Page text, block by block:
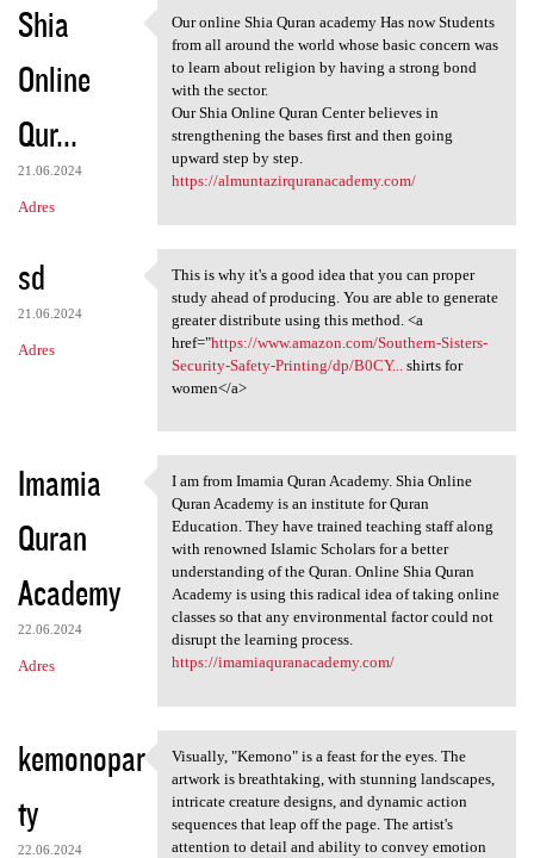
Shia
Online
Qur...
21.06.2024
Adres
Our online Shia Quran academy
Our online Shia Quran academy Has now Students
from all around the world whose basic concern was
to learn about religion by having a strong bond
with the sector.
Our Shia Online Quran Center believes in
strengthening the bases first and then going
upward step by step.
https://almuntazirquranacademy.com/
sd
21.06.2024
Adres
This is why it's a good idea
This is why it's a good idea that you can proper
study ahead of producing. You are able to generate
greater distribute using this method. <a
href="https://www.amazon.com/Southern-Sisters-
Security-Safety-Printing/dp/B0CY...
shirts for
women</a>
Imamia
Quran
Academy
22.06.2024
Adres
I am from Imamia Quran
I am from Imamia Quran Academy. Shia Online
Quran Academy is an institute for Quran
Education. They have trained teaching staff along
with renowned Islamic Scholars for a better
understanding of the Quran. Online Shia Quran
Academy is using this radical idea of taking online
classes so that any environmental factor could not
disrupt the learning process.
https://imamiaquranacademy.com/
kemonopar
ty
22.06.2024
Visually, "Kemono" is a feast
Visually, "Kemono" is a feast for the eyes. The
artwork is breathtaking, with stunning landscapes,
intricate creature designs, and dynamic action
sequences that leap off the page. The artist's
attention to detail and ability to convey emotion